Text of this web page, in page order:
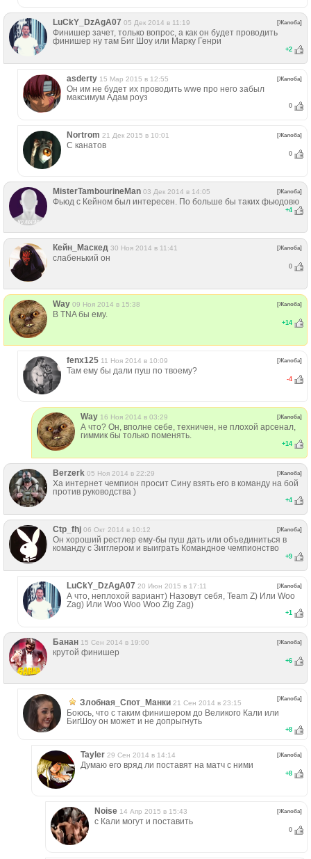
LuCkY_DzAgA07 05 Дек 2014 в 11:19 [Жалоба]
Финишер зачет, только вопрос, а как он будет проводить
финишер ну там Биг Шоу или Марку Генри
+2
asderty 15 Мар 2015 в 12:55 [Жалоба]
Он им не будет их проводить wwe про него забыл
максимум Адам роуз
0
Nortrom 21 Дек 2015 в 10:01 [Жалоба]
С канатов
0
MisterTambourineMan 03 Дек 2014 в 14:05 [Жалоба]
Фьюд с Кейном был интересен. По больше бы таких фьюдовю
+4
Кейн_Маскед 30 Ноя 2014 в 11:41 [Жалоба]
слабенький он
0
Way 09 Ноя 2014 в 15:38 [Жалоба]
В TNA бы ему.
+14
fenx125 11 Ноя 2014 в 10:09 [Жалоба]
Там ему бы дали пуш по твоему?
-4
Way 16 Ноя 2014 в 03:29 [Жалоба]
А что? Он, вполне себе, техничен, не плохой арсенал,
гиммик бы только поменять.
+14
Berzerk 05 Ноя 2014 в 22:29 [Жалоба]
Ха интернет чемпион просит Сину взять его в команду на бой
против руководства )
+4
Ctp_fhj 06 Окт 2014 в 10:12 [Жалоба]
Он хороший рестлер ему-бы пуш дать или объединиться в
команду с Зигглером и выиграть Командное чемпионство
+9
LuCkY_DzAgA07 20 Июн 2015 в 17:11 [Жалоба]
А что, неплохой вариант) Назовут себя, Team Z) Или Woo
Zag) Или Woo Woo Woo Zig Zag)
+1
Банан 15 Сен 2014 в 19:00 [Жалоба]
крутой финишер
+6
Злобная_Спот_Манки 21 Сен 2014 в 23:15
[Жалоба]
Боюсь, что с таким финишером до Великого Кали или
БигШоу он может и не допрыгнуть
+8
Tayler 29 Сен 2014 в 14:14 [Жалоба]
Думаю его вряд ли поставят на матч с ними
+8
Noise 14 Апр 2015 в 15:43 [Жалоба]
с Кали могут и поставить
0